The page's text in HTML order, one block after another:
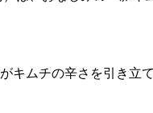
ムチの辛さを​引き立